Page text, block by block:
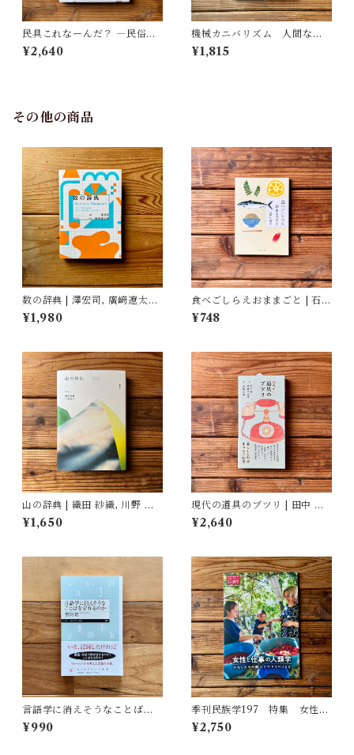
民具これなーんだ？ ―民俗学
者・宮本常一が美術大学に遺
した民具コレクション | 加藤幸
¥2,640
機械カニバリズム 人間なき
あとの人類学へ｜久保 明教
¥1,815
その他の商品
数の辞典 | 澤宏司, 廣﨑遼太朗
(イラスト)
¥1,980
食べごしらえおままごと | 石牟
礼 道子
¥748
山の辞典 | 織田 紗織, 川野 恭
子(著/文)
¥1,650
現代の道具のブツリ | 田中 幸,
結城 千代子, 大塚 文香(絵)
¥2,640
言語学に消えそうなことばを
守れるのか | 吉岡 乾
¥990
季刊民族学197 特集 女性と
仕事の人類学：わたしたちが
働いて生きていくこと
¥2,750